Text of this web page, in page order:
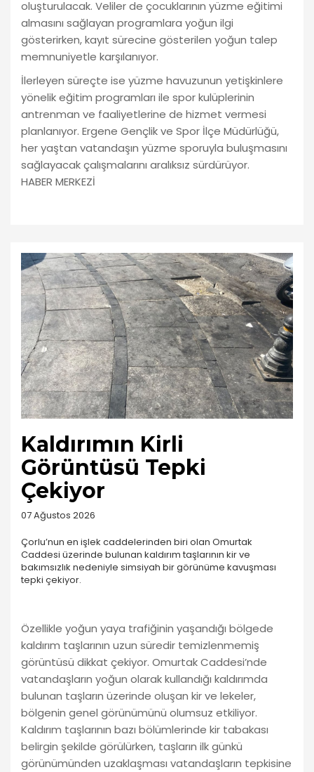
oluşturulacak. Veliler de çocuklarının yüzme eğitimi
almasını sağlayan programlara yoğun ilgi
gösterirken, kayıt sürecine gösterilen yoğun talep
memnuniyetle karşılanıyor.
İlerleyen süreçte ise yüzme havuzunun yetişkinlere
yönelik eğitim programları ile spor kulüplerinin
antrenman ve faaliyetlerine de hizmet vermesi
planlanıyor. Ergene Gençlik ve Spor İlçe Müdürlüğü,
her yaştan vatandaşın yüzme sporuyla buluşmasını
sağlayacak çalışmalarını aralıksız sürdürüyor.
HABER MERKEZİ
Kaldırımın Kirli
Görüntüsü Tepki
Çekiyor
07 Ağustos 2026
Çorlu’nun en işlek caddelerinden biri olan Omurtak
Caddesi üzerinde bulunan kaldırım taşlarının kir ve
bakımsızlık nedeniyle simsiyah bir görünüme kavuşması
tepki çekiyor.
Özellikle yoğun yaya trafiğinin yaşandığı bölgede
kaldırım taşlarının uzun süredir temizlenmemiş
görüntüsü dikkat çekiyor. Omurtak Caddesi’nde
vatandaşların yoğun olarak kullandığı kaldırımda
bulunan taşların üzerinde oluşan kir ve lekeler,
bölgenin genel görünümünü olumsuz etkiliyor.
Kaldırım taşlarının bazı bölümlerinde kir tabakası
belirgin şekilde görülürken, taşların ilk günkü
görünümünden uzaklaşması vatandaşların tepkisine